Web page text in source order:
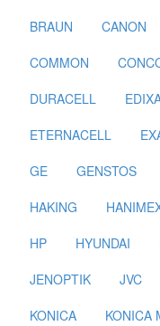
BRAUN
CANON
COMMON
DURACELL
ETERNACELL
GE
GENSTOS
HAKING
HP
HYUNDAI
JENOPTIK
JVC
KONICA
KONICA